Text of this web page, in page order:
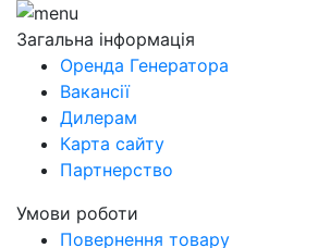
Загальна інформація
Оренда Генератора
Вакансії
Дилерам
Карта сайту
Партнерство
Умови роботи
Повернення товару